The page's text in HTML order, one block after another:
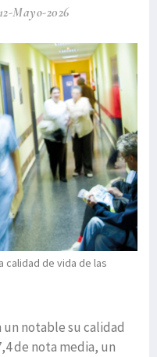
12-Mayo-2026
calidad de vida de las
un notable su calidad
de nota media, un